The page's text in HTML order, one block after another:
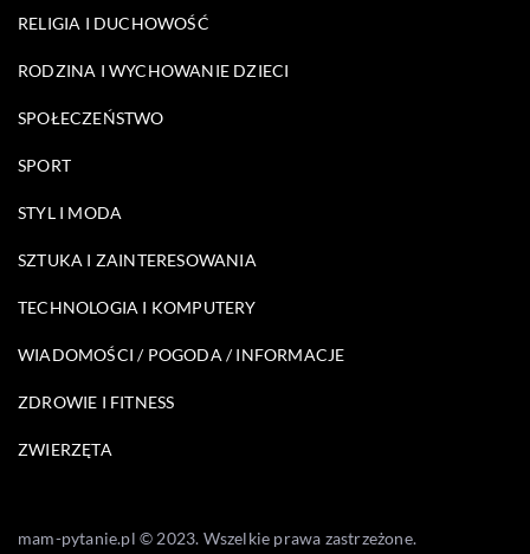
RELIGIA I DUCHOWOŚĆ
RODZINA I WYCHOWANIE DZIECI
SPOŁECZEŃSTWO
SPORT
STYL I MODA
SZTUKA I ZAINTERESOWANIA
TECHNOLOGIA I KOMPUTERY
WIADOMOŚCI / POGODA / INFORMACJE
ZDROWIE I FITNESS
ZWIERZĘTA
mam-pytanie.pl © 2023. Wszelkie prawa zastrzeżone.